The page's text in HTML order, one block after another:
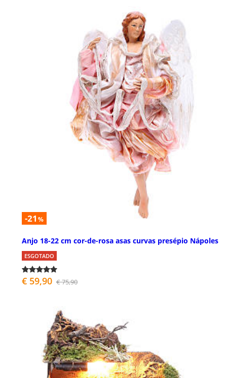
-21 %
Anjo 18-22 cm cor-de-rosa asas curvas presépio Nápoles
ESGOTADO
€ 59,90 € 75,90